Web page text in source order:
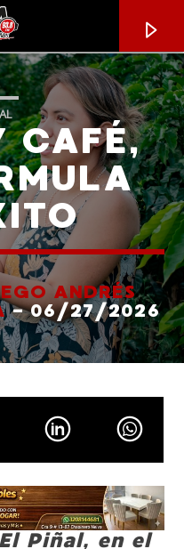
CAFÉ,
ANDRÉS
- 06/27/2026
Piñal, en el